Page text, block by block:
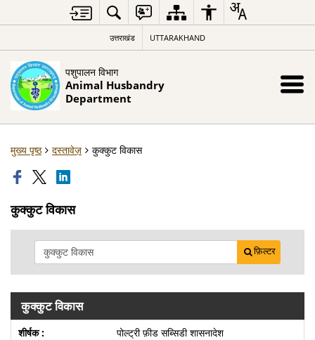
उत्तराखंड UTTARAKHAND
पशुपालन विभाग
Animal Husbandry
Department
मुख्य पृष्ठ दस्तावेज़ कुक्कुट विकास
कुक्कुट विकास
फ़िल्टर
कुक्कुट विकास
पोल्ट्री फ़ीड सब्सिडी शासनादेश